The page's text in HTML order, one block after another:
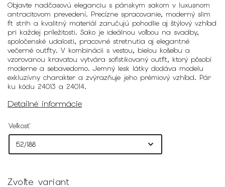
Objavte nadčasovú eleganciu s pánskym sakom v luxusnom
antracitovom prevedení. Precízne spracovanie, moderný slim
fit strih a kvalitný materiál zaručujú pohodlie aj štýlový vzhľad
pri každej príležitosti. Sako je ideálnou voľbou na svadby,
spoločenské udalosti, pracovné stretnutia aj elegantné
večerné outfity. V kombinácii s vestou, bielou košeľou a
vzorovanou kravatou vytvára sofistikovaný outfit, ktorý pôsobí
moderne a sebavedomo. Jemný lesk látky dodáva modelu
exkluzívny charakter a zvýrazňuje jeho prémiový vzhľad. Pár
ku kódu 24013 a 24014.
Detailné informácie
Veľkosť
Zvoľte variant